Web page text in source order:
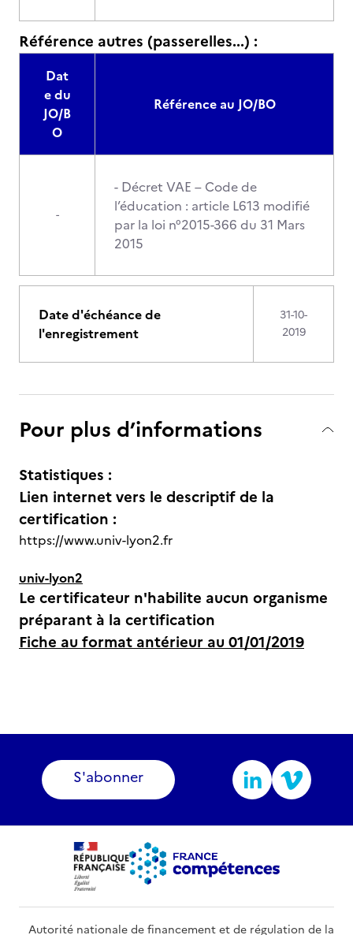
Référence autres (passerelles...) :
Dat
e du
JO/B
O
Référence au JO/BO
-
- Décret VAE – Code de
l’éducation : article L613 modifié
par la loi n°2015-366 du 31 Mars
2015
Date d'échéance de
l'enregistrement
31-10-
2019
Pour plus d’informations
Statistiques :
Lien internet vers le descriptif de la
certification :
https://www.univ-lyon2.fr
univ-lyon2
Le certificateur n'habilite aucun organisme
préparant à la certification
Fiche au format antérieur au 01/01/2019
S'abonner
Autorité nationale de financement et de régulation de la